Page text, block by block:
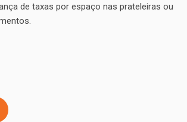
de taxas por espaço nas prateleiras ou